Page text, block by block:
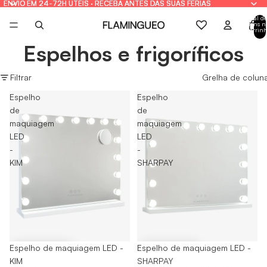
ENVIO EM 24-72H ÚTEIS · RECEBA ANTES DAS SUAS FÉRIAS
ENVIO EM 24-72H ÚTEIS · RECEBA ANTES DAS SUAS FÉRIAS
Total de
itens
Espelhos e frigoríficos
Filtrar
Grelha de
Espelho
de
maquiagem
LED
-
KIM
Espelho de maquiagem LED -
KIM
Espelho
de
maquiagem
LED
-
SHARPAY
-25%
Espelho de maquiagem LED -
SHARPAY